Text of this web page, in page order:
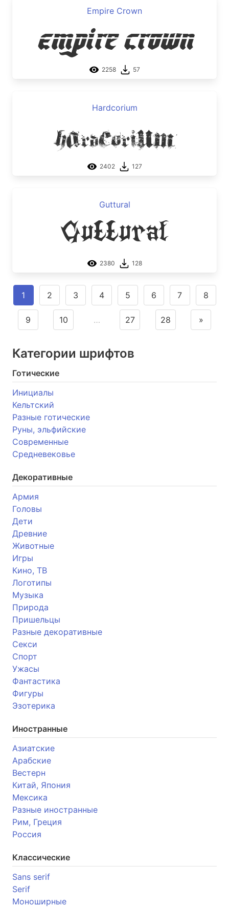
Empire Crown
Empire Crown
2258 57
Hardcorium
Hardcorium
2402 127
Guttural
Guttural
2380 128
1 2 3 4 5 6 7 8
9 10 … 27 28 »
Категории шрифтов
Готические
Инициалы
Кельтский
Разные готические
Руны, эльфийские
Современные
Средневековье
Декоративные
Армия
Головы
Дети
Древние
Животные
Игры
Кино, ТВ
Логотипы
Музыка
Природа
Пришельцы
Разные декоративные
Секси
Спорт
Ужасы
Фантастика
Фигуры
Эзотерика
Иностранные
Азиатские
Арабские
Вестерн
Китай, Япония
Мексика
Разные иностранные
Рим, Греция
Россия
Классические
Sans serif
Serif
Моноширные